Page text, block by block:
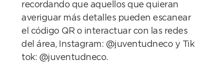
recordando que aquellos que quieran
averiguar más detalles pueden escanear
el código QR o interactuar con las redes
del área, Instagram: @juventudneco y Tik
tok: @juventudneco.